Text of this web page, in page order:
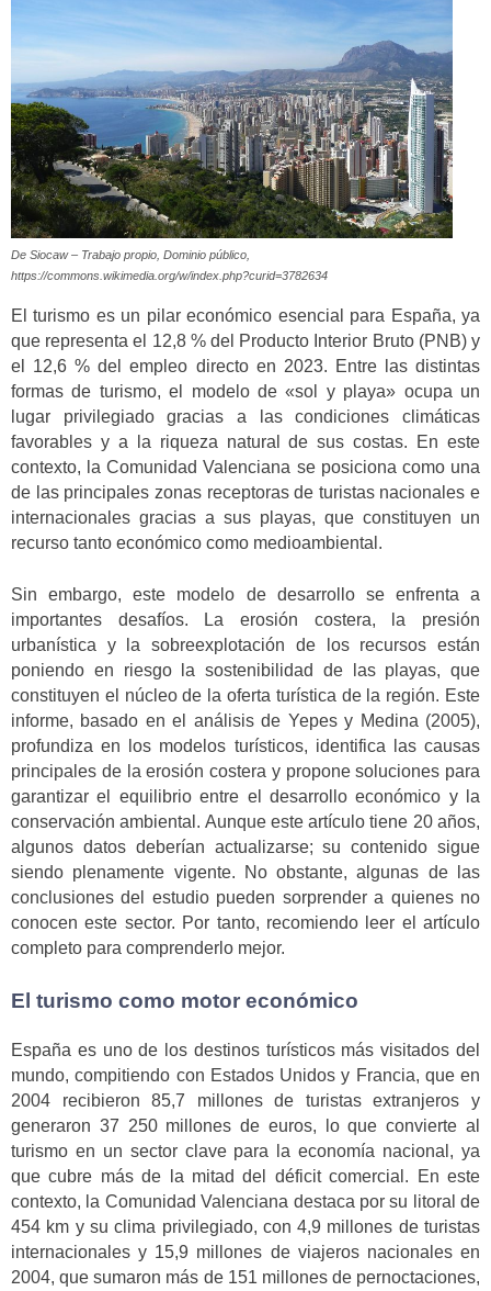
De Siocaw – Trabajo propio, Dominio público,
https://commons.wikimedia.org/w/index.php?curid=3782634
El turismo es un pilar económico esencial para España, ya
que representa el 12,8 % del Producto Interior Bruto (PNB) y
el 12,6 % del empleo directo en 2023. Entre las distintas
formas de turismo, el modelo de «sol y playa» ocupa un
lugar privilegiado gracias a las condiciones climáticas
favorables y a la riqueza natural de sus costas. En este
contexto, la Comunidad Valenciana se posiciona como una
de las principales zonas receptoras de turistas nacionales e
internacionales gracias a sus playas, que constituyen un
recurso tanto económico como medioambiental.
Sin embargo, este modelo de desarrollo se enfrenta a
importantes desafíos. La erosión costera, la presión
urbanística y la sobreexplotación de los recursos están
poniendo en riesgo la sostenibilidad de las playas, que
constituyen el núcleo de la oferta turística de la región. Este
informe, basado en el análisis de Yepes y Medina (2005),
profundiza en los modelos turísticos, identifica las causas
principales de la erosión costera y propone soluciones para
garantizar el equilibrio entre el desarrollo económico y la
conservación ambiental. Aunque este artículo tiene 20 años,
algunos datos deberían actualizarse; su contenido sigue
siendo plenamente vigente. No obstante, algunas de las
conclusiones del estudio pueden sorprender a quienes no
conocen este sector. Por tanto, recomiendo leer el artículo
completo para comprenderlo mejor.
El turismo como motor económico
España es uno de los destinos turísticos más visitados del
mundo, compitiendo con Estados Unidos y Francia, que en
2004 recibieron 85,7 millones de turistas extranjeros y
generaron 37 250 millones de euros, lo que convierte al
turismo en un sector clave para la economía nacional, ya
que cubre más de la mitad del déficit comercial. En este
contexto, la Comunidad Valenciana destaca por su litoral de
454 km y su clima privilegiado, con 4,9 millones de turistas
internacionales y 15,9 millones de viajeros nacionales en
2004, que sumaron más de 151 millones de pernoctaciones,